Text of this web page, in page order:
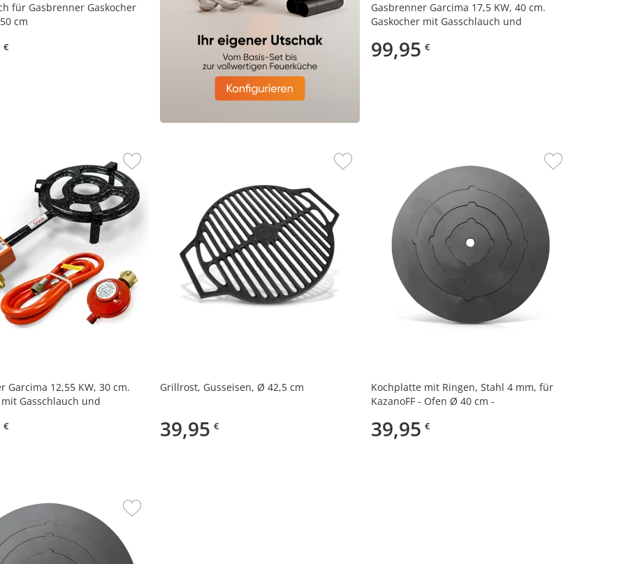
für Gasbrenner Gaskocher
cm
€
Gasbrenner Garcima 17,5 KW, 40 cm.
Gaskocher mit Gasschlauch und
99,95 €
Garcima 12,55 KW, 30 cm.
mit Gasschlauch und
€
Grillrost, Gusseisen, Ø 42,5 cm
39,95 €
Kochplatte mit Ringen, Stahl 4 mm, für
KazanoFF - Ofen Ø 40 cm -
39,95 €